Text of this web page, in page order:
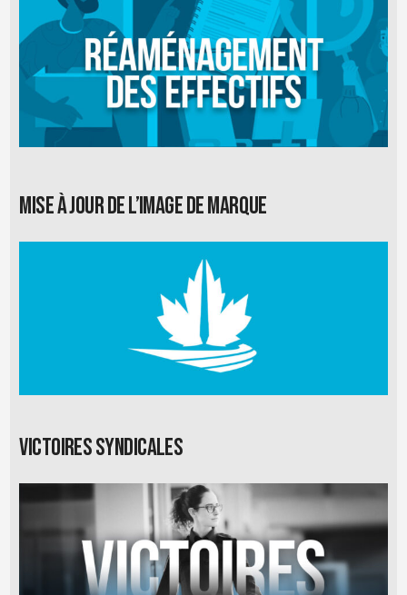
Mise à jour de l’image de marque
Victoires syndicales